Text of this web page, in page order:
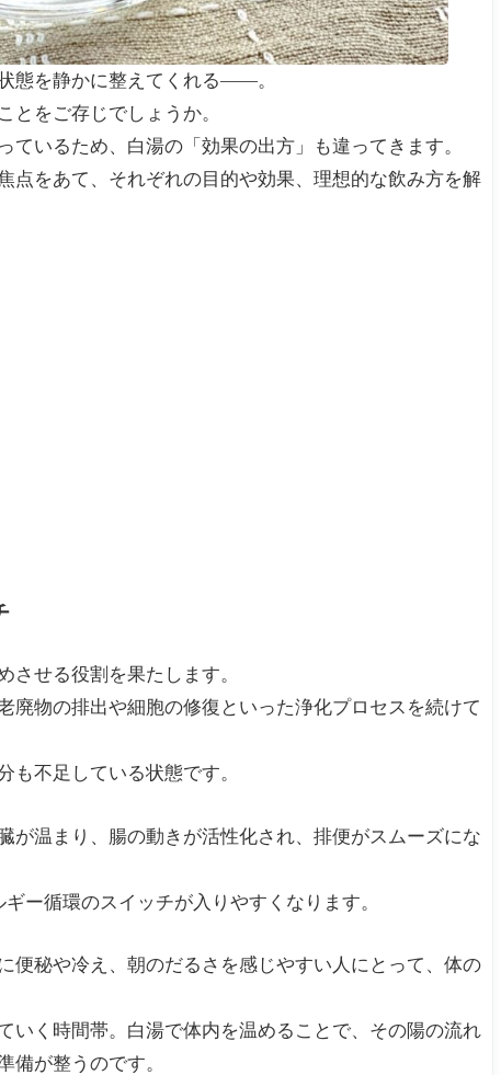
態を静かに整えてくれる――。
とをご存じでしょうか。
いるため、白湯の「効果の出方」も違ってきます。
点をあて、それぞれの目的や効果、理想的な飲み方を解
せる役割を果たします。
物の排出や細胞の修復といった浄化プロセスを続けて
も不足している状態です。
が温まり、腸の動きが活性化され、排便がスムーズにな
ー循環のスイッチが入りやすくなります。
便秘や冷え、朝のだるさを感じやすい人にとって、体の
いく時間帯。白湯で体内を温めることで、その陽の流れ
備が整うのです。